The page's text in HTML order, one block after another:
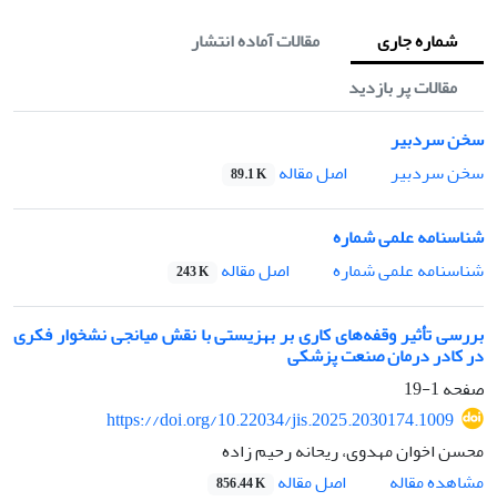
شماره جاری
مقالات آماده انتشار
مقالات پر بازدید
سخن سردبیر
سخن سردبیر
اصل مقاله 89.1 K
شناسنامه علمی شماره
شناسنامه علمی شماره
اصل مقاله 243 K
بررسی تأثیر وقفه‌های کاری بر بهزیستی با نقش میانجی نشخوار فکری
در کادر درمان صنعت پزشکی
صفحه1-19
https://doi.org/10.22034/jis.2025.2030174.1009
محسن اخوان مهدوی، ریحانه رحیم زاده
مشاهده مقاله
اصل مقاله 856.44 K